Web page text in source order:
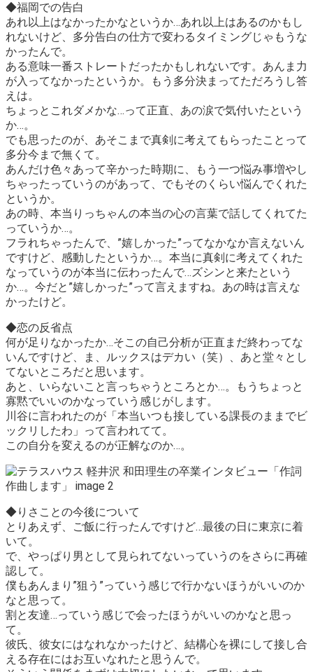
◆福岡での告白
あれ以上はなかったかなというか…あれ以上はあるのかもし
れないけど、多分告白の仕方で変わるタイミングじゃもうな
かったんで。
ある意味一番ストレートだったかもしれないです。あんま力
が入ってなかったというか。もう多分決まってただろうし答
えは。
ちょっとこれダメかな…って正直、あの涙で気付いたという
か…。
でも思ったのが、あそこまで真剣に考えてもらったことって
多分今まで無くて。
あんだけ色々あって辛かった時期に、もう一つ悩み事増やし
ちゃったっていうのがあって、でもそのくらい悩んでくれた
というか。
あの時、本当りっちゃんの本当の心の言葉で話してくれてた
っていうか…。
フラれちゃったんで、”嬉しかった”ってなかなか言えないん
ですけど、感動したというか…。本当に真剣に考えてくれた
なっていうのが本当に伝わったんで…ズシンと来たという
か…。今だと”嬉しかった”って言えますね。あの時は言えな
かったけど。
◆恋の反省点
何が足りなかったか…そこの自己分析が正直まだ終わってな
いんですけど、
ま、ルックスはデカい（笑）
、あと堂々とし
てないところだと思います。
あと、いらないこと言っちゃうところとか…。もうちょっと
寡黙でいいのかなっていう感じがします。
川谷に言われたのが 「本当いつも接している課長のままでビ
ックリしたわ」 って言われてて。
この自分を変えるのが正解なのか…。
◆りさことの今後について
とりあえず、ご飯に行ったんですけど…最後の日に東京に着
いて。
で、やっぱり男として見られてないっていうのをさらに再確
認して。
僕もあんまり”狙う”っていう感じで行かないほうがいいのか
なと思って。
割と友達…っていう感じで会ったほうがいいのかなと思っ
て。
彼氏、彼女にはなれなかったけど、結構心を裸にして接し合
える存在にはお互いなれたと思うんで。